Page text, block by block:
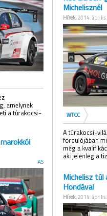
amelynek
a túrakocsi-
AS
Michelisznél
Hírek, 2014.
WTCC
A túrakocsi-
fordulójában
még a
aki jelenleg a
Michelisz túl
Hondával
Hírek, 2014.